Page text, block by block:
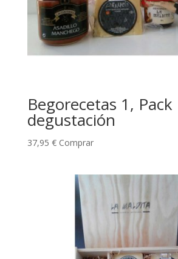
Begorecetas 1, Pack
degustación
37,95 € Comprar